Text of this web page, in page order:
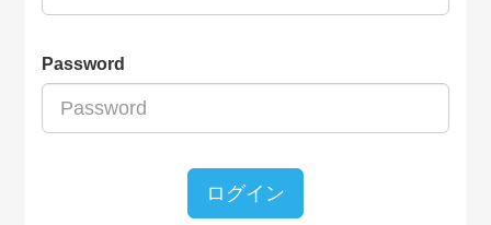
Password
ログイン